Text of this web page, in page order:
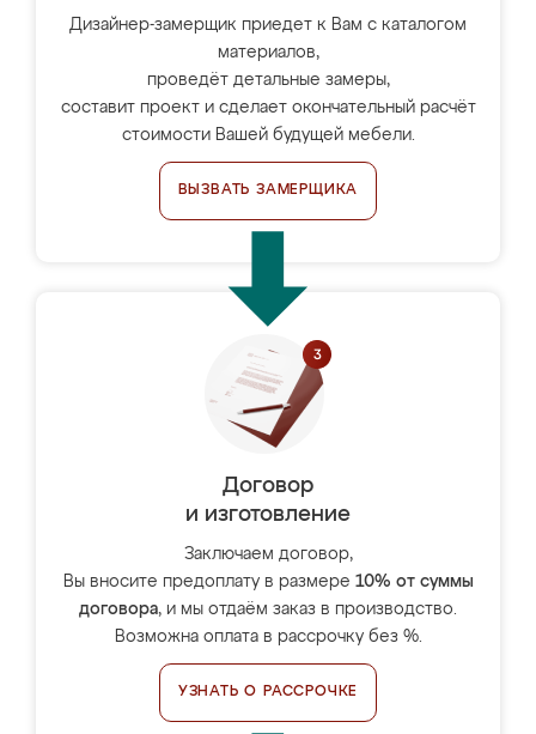
Дизайнер-замерщик приедет к Вам с каталогом
материалов,
проведёт детальные замеры,
составит проект и сделает окончательный расчёт
стоимости Вашей будущей мебели.
ВЫЗВАТЬ ЗАМЕРЩИКА
Договор
и изготовление
Заключаем договор,
Вы вносите предоплату в размере 10% от суммы
договора, и мы отдаём заказ в производство.
Возможна оплата в рассрочку без %.
УЗНАТЬ О РАССРОЧКЕ